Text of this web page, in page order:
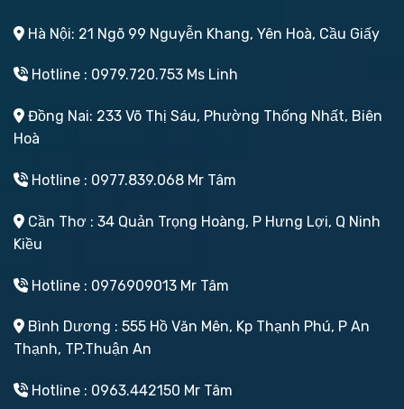
Hà Nội: 21 Ngõ 99 Nguyễn Khang, Yên Hoà, Cầu Giấy
Hotline : 0979.720.753 Ms Linh
Đồng Nai: 233 Võ Thị Sáu, Phường Thống Nhất, Biên
Hoà
Hotline : 0977.839.068 Mr Tâm
Cần Thơ : 34 Quản Trọng Hoàng, P Hưng Lợi, Q Ninh
Kiều
Hotline : 0976909013 Mr Tâm
Bình Dương : 555 Hồ Văn Mên, Kp Thạnh Phú, P An
Thạnh, TP.Thuận An
Hotline : 0963.442150 Mr Tâm